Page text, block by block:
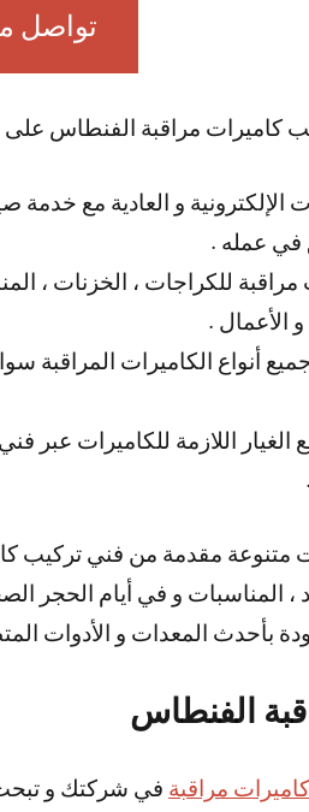
تواصل معنا
كاميرات مراقبة الفنطاس على
الإلكترونية و العادية مع خدمة
في عمله .
للكراجات ، الخزنات ،
الأعمال .
أنواع الكاميرات المراقبة
اللازمة للكاميرات عبر
، المناسبات و في أيام الحجر
بأحدث المعدات و الأدوات
الفنطاس
كاميرات مراقبة في شركتك و